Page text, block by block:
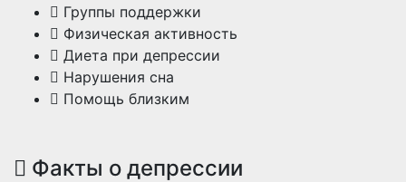
Группы поддержки
Физическая активность
Диета при депрессии
Нарушения сна
Помощь близким
Факты о депрессии